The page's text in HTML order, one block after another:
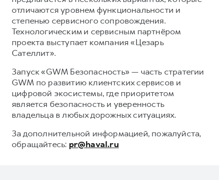
отличаются уровнем функциональности и
степенью сервисного сопровождения.
Технологическим и сервисным партнёром
проекта выступает компания «Цезарь
Сателлит».
Запуск «GWM Безопасность» — часть стратегии
GWM по развитию клиентских сервисов и
цифровой экосистемы, где приоритетом
является безопасность и уверенность
владельца в любых дорожных ситуациях.
За дополнительной информацией, пожалуйста,
обращайтесь: pr@haval.ru